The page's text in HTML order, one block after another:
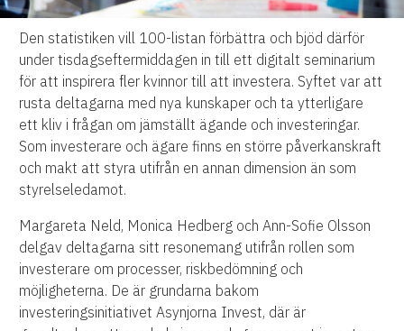
Den statistiken vill 100-listan förbättra och bjöd därför
under tisdagseftermiddagen in till ett digitalt seminarium
för att inspirera fler kvinnor till att investera. Syftet var att
rusta deltagarna med nya kunskaper och ta ytterligare
ett kliv i frågan om jämställt ägande och investeringar.
Som investerare och ägare finns en större påverkanskraft
och makt att styra utifrån en annan dimension än som
styrelseledamot.
Margareta Neld, Monica Hedberg och Ann-Sofie Olsson
delgav deltagarna sitt resonemang utifrån rollen som
investerare om processer, riskbedömning och
möjligheterna. De är grundarna bakom
investeringsinitiativet Asynjorna Invest, där är